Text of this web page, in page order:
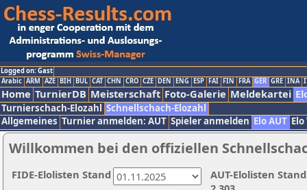
Logged on: Gast
Arabic ARM AZE BIH BUL CAT CHN CRO CZE DEN ENG ESP FAI FIN FRA GER GRE INA
Home TurnierDB Meisterschaft Foto-Galerie Meldekartei
Turnierschach-Elozahl Schnellschach-Elozahl
Allgemeines Turnier anmelden: AUT Spieler anmelden Elo AUT
Willkommen bei den offiziellen
AUT-Elolisten
FIDE-Elolisten Stand